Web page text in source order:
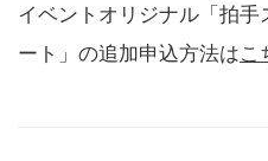
イベントオリジナル「拍
ート」の追加申込方法はこ